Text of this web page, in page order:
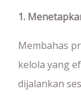
1.
Membahas
kelola yang
dijalankan